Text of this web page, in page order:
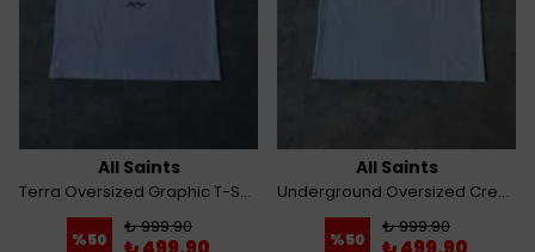
All Saints
Terra Oversized Graphic T-Shirt - Beyaz
%50
₺ 999.90
All Saints
Underground Oversized Crew Neck T-Shirt - Açık Mavi
%50
₺ 999.90